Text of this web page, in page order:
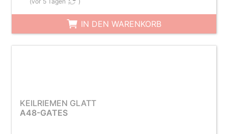
IN DEN WARENKORB
KEILRIEMEN GLATT
A48-GATES